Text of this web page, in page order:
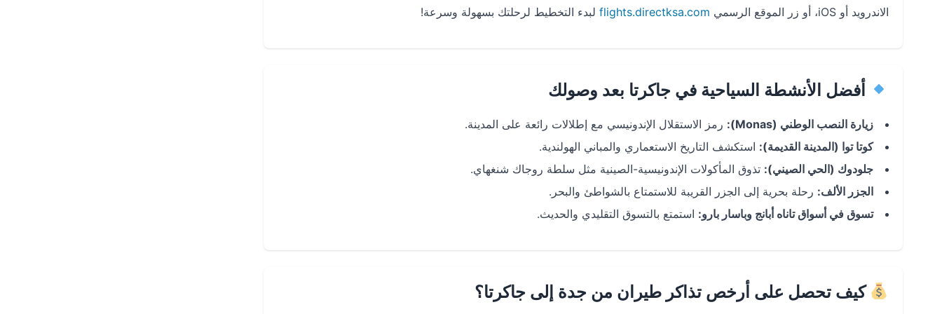
الاندرويد أو iOS، أو زر الموقع الرسمي flights.directksa.com لبدء التخطيط لرحلتك بسهولة وسرعة!
أفضل الأنشطة السياحية في جاكرتا بعد وصولك
زيارة النصب الوطني (Monas):
رمز الاستقلال الإندونيسي مع إطلالات رائعة على المدينة.
كوتا توا (المدينة القديمة): استكشف التاريخ الاستعماري والمباني الهولندية.
جلودوك (الحي الصيني): تذوق المأكولات الإندونيسية-الصينية مثل سلطة روجاك شنغهاي.
الجزر الألف: رحلة بحرية إلى الجزر القريبة للاستمتاع بالشواطئ والبحر.
تسوق في أسواق تاناه أبانج وباسار بارو: استمتع بالتسوق التقليدي والحديث.
كيف تحصل على أرخص تذاكر طيران من جدة إلى جاكرتا؟